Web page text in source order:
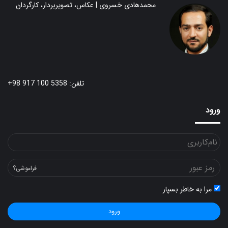
محمدهادی خسروی | عکاس، تصویربردار، کارگردان
تلفن: 5358 100 917 98+
ورود
فراموشی؟
مرا به خاطر بسپار
ورود